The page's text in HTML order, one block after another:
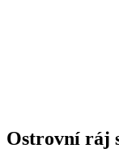
Ostrovní ráj